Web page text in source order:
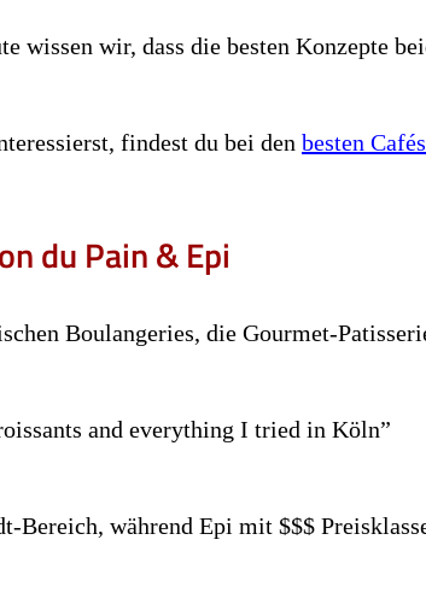
wissen wir, dass die besten Konzepte
findest du bei den besten
du Pain & Epi
Boulangeries, die Gourmet-
and everything I tried in Köln”
Bereich, während Epi mit $$$